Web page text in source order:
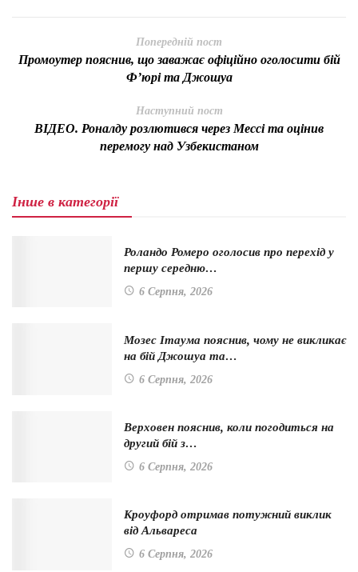
Попередній пост
Промоутер пояснив, що заважає офіційно оголосити бій
Ф’юрі та Джошуа
Наступний пост
ВІДЕО. Роналду розлютився через Мессі та оцінив
перемогу над Узбекистаном
Інше в категорії
Роландо Ромеро оголосив про перехід у
першу середню…
6 Серпня, 2026
Мозес Ітаума пояснив, чому не викликає
на бій Джошуа та…
6 Серпня, 2026
Верховен пояснив, коли погодиться на
другий бій з…
6 Серпня, 2026
Кроуфорд отримав потужний виклик
від Альвареса
6 Серпня, 2026